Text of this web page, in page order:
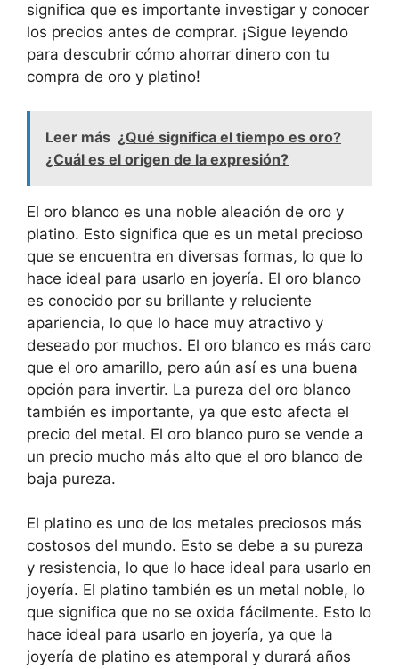
significa que es importante investigar y conocer
los precios antes de comprar. ¡Sigue leyendo
para descubrir cómo ahorrar dinero con tu
compra de oro y platino!
Leer más ¿Qué significa el tiempo es oro?
¿Cuál es el origen de la expresión?
El oro blanco es una noble aleación de oro y
platino. Esto significa que es un metal precioso
que se encuentra en diversas formas, lo que lo
hace ideal para usarlo en joyería. El oro blanco
es conocido por su brillante y reluciente
apariencia, lo que lo hace muy atractivo y
deseado por muchos. El oro blanco es más caro
que el oro amarillo, pero aún así es una buena
opción para invertir. La pureza del oro blanco
también es importante, ya que esto afecta el
precio del metal. El oro blanco puro se vende a
un precio mucho más alto que el oro blanco de
baja pureza.
El platino es uno de los metales preciosos más
costosos del mundo. Esto se debe a su pureza
y resistencia, lo que lo hace ideal para usarlo en
joyería. El platino también es un metal noble, lo
que significa que no se oxida fácilmente. Esto lo
hace ideal para usarlo en joyería, ya que la
joyería de platino es atemporal y durará años